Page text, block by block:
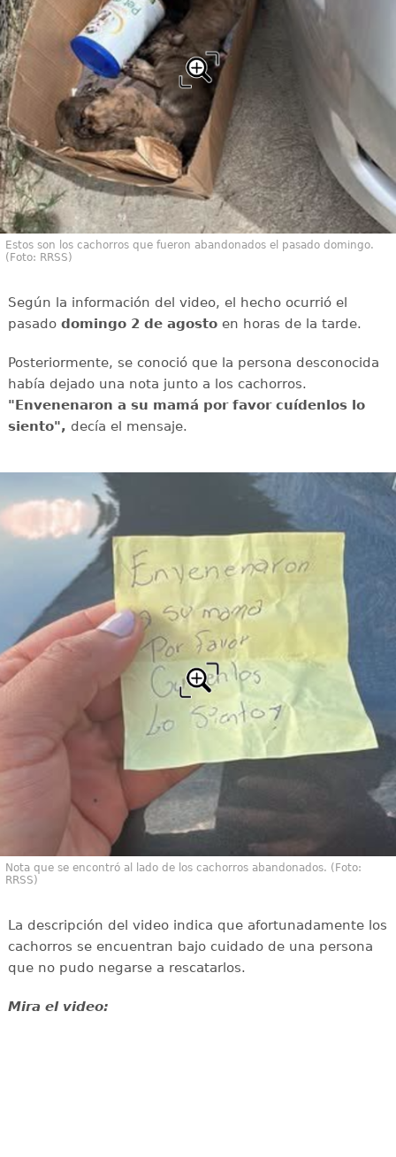
Estos son los cachorros que fueron abandonados el pasado domingo.
(Foto: RRSS)
Según la información del video, el hecho ocurrió el
pasado domingo 2 de agostoen horas de la tarde.
Posteriormente, se conoció que la persona desconocida
había dejado una nota junto a los cachorros.
"Envenenaron a su mamá por favor cuídenlos lo
siento", decía el mensaje.
Nota que se encontró al lado de los cachorros abandonados. (Foto:
RRSS)
La descripción del video indica que afortunadamente los
cachorros se encuentran bajo cuidado de una persona
que no pudo negarse a rescatarlos.
Mira el video: